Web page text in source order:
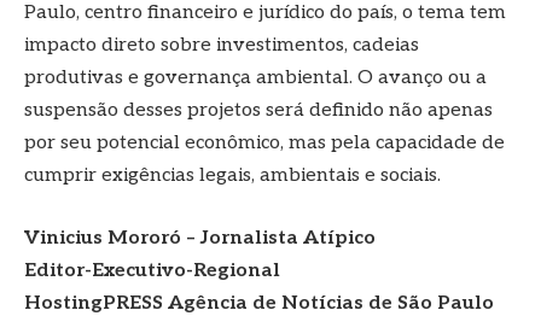
Paulo, centro financeiro e jurídico do país, o tema tem
impacto direto sobre investimentos, cadeias
produtivas e governança ambiental. O avanço ou a
suspensão desses projetos será definido não apenas
por seu potencial econômico, mas pela capacidade de
cumprir exigências legais, ambientais e sociais.
Vinicius Mororó – Jornalista Atípico
Editor-Executivo-Regional
HostingPRESS Agência de Notícias de São Paulo